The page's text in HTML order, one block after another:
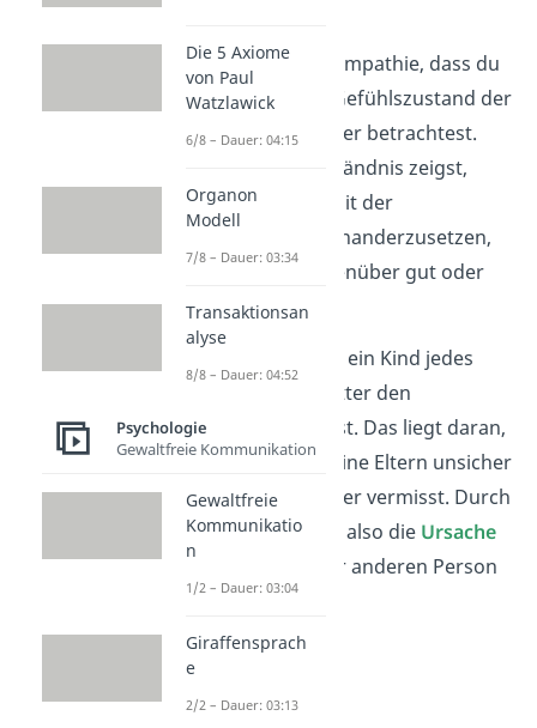
Umstände
Es gehört auch zur Empathie, dass du
dieMotivefür den Gefühlszustand der
anderen Person näher betrachtest.
Denn wenn du Verständnis zeigst,
bedeutet das, sich mit der
auseinanderzusetzen,
warum
es dem Gegenüber gut oder
schlecht geht.
Beispielsweise weint ein Kind jedes
Mal, wenn seine Mutter den
Kindergarten verlässt. Das liegt daran,
dass es sich ohne seine Eltern unsicher
fühlt und seine Mutter vermisst. Durch
Empathiekannst du also die Ursache
des Verhaltens
einer anderen Person
begründen.
Die 5 Axiome
von Paul
Watzlawick
6/8 – Dauer: 04:15
Organon
Modell
7/8 – Dauer: 03:34
Transaktionsan
alyse
8/8 – Dauer: 04:52
Psychologie
Gewaltfreie Kommunikation
Gewaltfreie
Kommunikatio
n
1/2 – Dauer: 03:04
Giraffensprach
e
2/2 – Dauer: 03:13